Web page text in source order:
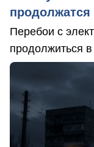
Перебои с
продолжиться